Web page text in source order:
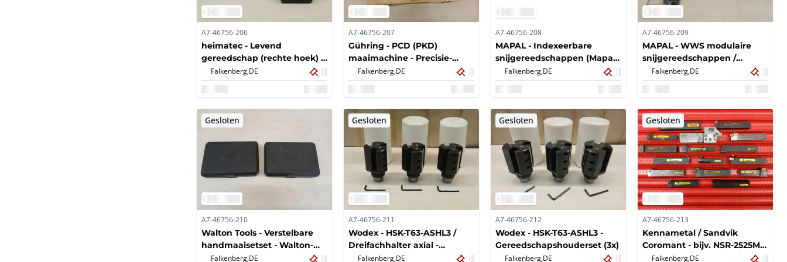
A7-46756-206
heimatec - Levend
gereedschap (rechte hoek) -
Aangedreven
gereedschapshouder /
Falkenberg, DE
A7-46756-207
Gühring - PCD (PKD)
maaimachine - Precisie-
maaigereedschap (PKD
reibahle) (2x)
Falkenberg, DE
A7-46756-208
MAPAL - Indexeerbare
snijgereedschappen (Mapal
WWS) (2x)
Falkenberg, DE
A7-46756-209
MAPAL - WWS modulaire
snijgereedschappen /
indexeerbare
gereedschappen -
WWS snijgereedschappen
(indexeerbare kop + Ø16
gereedschap) (2x)
Falkenberg, DE
Gesloten
A7-46756-210
Walton Tools - Verstelbare
handmaaisetset - Walton-
gereedschappen verstelbare
Falkenberg, DE
Gesloten
A7-46756-211
Wodex - HSK-T63-ASHL3 /
Dreifachhalter axial -
Gereedschapshouderset
Falkenberg, DE
Gesloten
A7-46756-212
Wodex - HSK-T63-ASHL3 -
Gereedschapshouderset (3x)
Falkenberg, DE
Gesloten
A7-46756-213
Kennametal / Sandvik
Coromant - bijv. NSR-2525M2,
NSR-2525M3, MCLNR-2525M12,
Falkenberg, DE